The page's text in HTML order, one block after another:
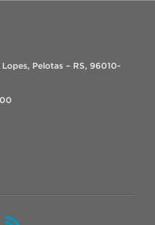
Pelotas – RS, 96010-